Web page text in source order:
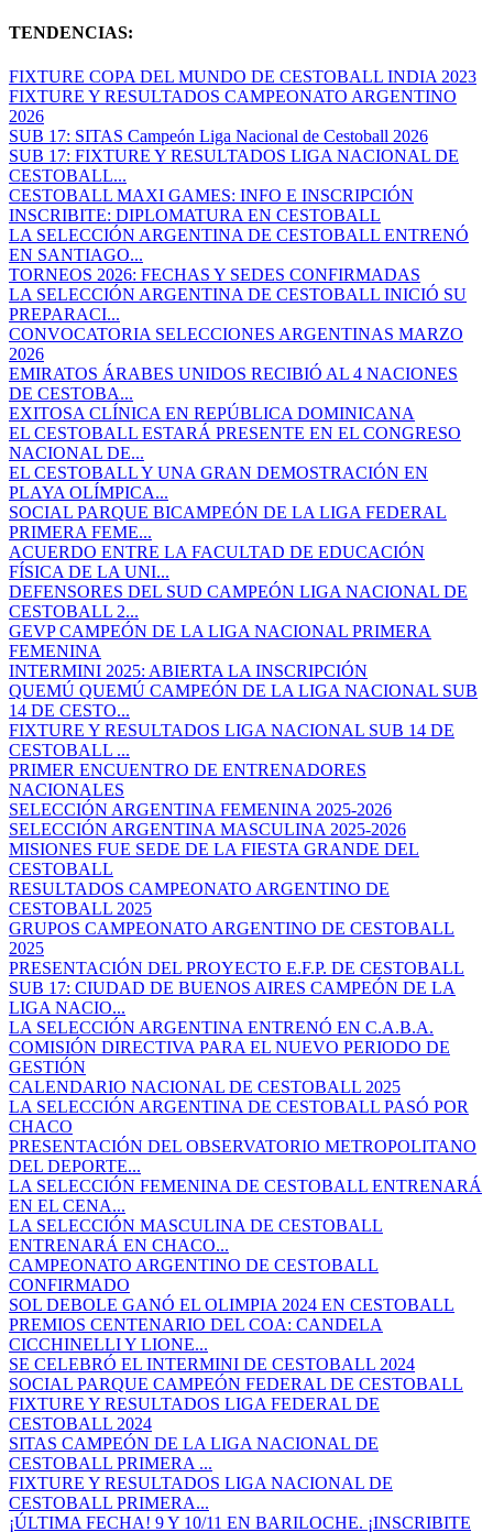
TENDENCIAS:
FIXTURE COPA DEL MUNDO DE CESTOBALL INDIA 2023
FIXTURE Y RESULTADOS CAMPEONATO ARGENTINO
2026
SUB 17: SITAS Campeón Liga Nacional de Cestoball 2026
SUB 17: FIXTURE Y RESULTADOS LIGA NACIONAL DE
CESTOBALL...
CESTOBALL MAXI GAMES: INFO E INSCRIPCIÓN
INSCRIBITE: DIPLOMATURA EN CESTOBALL
LA SELECCIÓN ARGENTINA DE CESTOBALL ENTRENÓ
EN SANTIAGO...
TORNEOS 2026: FECHAS Y SEDES CONFIRMADAS
LA SELECCIÓN ARGENTINA DE CESTOBALL INICIÓ SU
PREPARACI...
CONVOCATORIA SELECCIONES ARGENTINAS MARZO
2026
EMIRATOS ÁRABES UNIDOS RECIBIÓ AL 4 NACIONES
DE CESTOBA...
EXITOSA CLÍNICA EN REPÚBLICA DOMINICANA
EL CESTOBALL ESTARÁ PRESENTE EN EL CONGRESO
NACIONAL DE...
EL CESTOBALL Y UNA GRAN DEMOSTRACIÓN EN
PLAYA OLÍMPICA...
SOCIAL PARQUE BICAMPEÓN DE LA LIGA FEDERAL
PRIMERA FEME...
ACUERDO ENTRE LA FACULTAD DE EDUCACIÓN
FÍSICA DE LA UNI...
DEFENSORES DEL SUD CAMPEÓN LIGA NACIONAL DE
CESTOBALL 2...
GEVP CAMPEÓN DE LA LIGA NACIONAL PRIMERA
FEMENINA
INTERMINI 2025: ABIERTA LA INSCRIPCIÓN
QUEMÚ QUEMÚ CAMPEÓN DE LA LIGA NACIONAL SUB
14 DE CESTO...
FIXTURE Y RESULTADOS LIGA NACIONAL SUB 14 DE
CESTOBALL ...
PRIMER ENCUENTRO DE ENTRENADORES
NACIONALES
SELECCIÓN ARGENTINA FEMENINA 2025-2026
SELECCIÓN ARGENTINA MASCULINA 2025-2026
MISIONES FUE SEDE DE LA FIESTA GRANDE DEL
CESTOBALL
RESULTADOS CAMPEONATO ARGENTINO DE
CESTOBALL 2025
GRUPOS CAMPEONATO ARGENTINO DE CESTOBALL
2025
PRESENTACIÓN DEL PROYECTO E.F.P. DE CESTOBALL
SUB 17: CIUDAD DE BUENOS AIRES CAMPEÓN DE LA
LIGA NACIO...
LA SELECCIÓN ARGENTINA ENTRENÓ EN C.A.B.A.
COMISIÓN DIRECTIVA PARA EL NUEVO PERIODO DE
GESTIÓN
CALENDARIO NACIONAL DE CESTOBALL 2025
LA SELECCIÓN ARGENTINA DE CESTOBALL PASÓ POR
CHACO
PRESENTACIÓN DEL OBSERVATORIO METROPOLITANO
DEL DEPORTE...
LA SELECCIÓN FEMENINA DE CESTOBALL ENTRENARÁ
EN EL CENA...
LA SELECCIÓN MASCULINA DE CESTOBALL
ENTRENARÁ EN CHACO...
CAMPEONATO ARGENTINO DE CESTOBALL
CONFIRMADO
SOL DEBOLE GANÓ EL OLIMPIA 2024 EN CESTOBALL
PREMIOS CENTENARIO DEL COA: CANDELA
CICCHINELLI Y LIONE...
SE CELEBRÓ EL INTERMINI DE CESTOBALL 2024
SOCIAL PARQUE CAMPEÓN FEDERAL DE CESTOBALL
FIXTURE Y RESULTADOS LIGA FEDERAL DE
CESTOBALL 2024
SITAS CAMPEÓN DE LA LIGA NACIONAL DE
CESTOBALL PRIMERA ...
FIXTURE Y RESULTADOS LIGA NACIONAL DE
CESTOBALL PRIMERA...
¡ÚLTIMA FECHA! 9 Y 10/11 EN BARILOCHE. ¡INSCRIBITE